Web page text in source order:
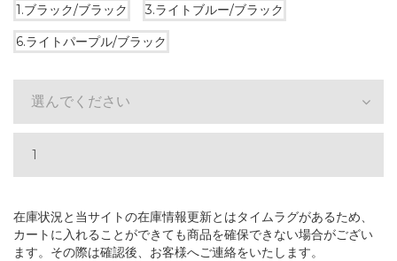
1.ブラック/ブラック
3.ライトブルー/ブラック
6.ライトパープル/ブラック
選んでください
在庫状況と当サイトの在庫情報更新とはタイムラグがあるため、
カートに入れることができても商品を確保できない場合がござい
ます。その際は確認後、お客様へご連絡をいたします。